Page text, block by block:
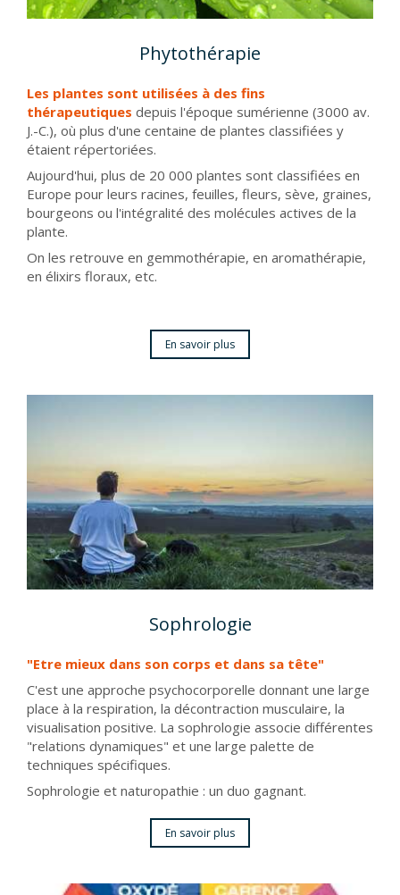
Phytothérapie
Les plantes sont utilisées à des fins
thérapeutiques depuis l'époque sumérienne (3000 av.
J.-C.), où plus d'une centaine de plantes classifiées y
étaient répertoriées.
Aujourd'hui, plus de 20 000 plantes sont classifiées en
Europe pour leurs racines, feuilles, fleurs, sève, graines,
bourgeons ou l'intégralité des molécules actives de la
plante.
On les retrouve en gemmothérapie, en aromathérapie,
en élixirs floraux, etc.
En savoir plus
Sophrologie
"Etre mieux dans son corps et dans sa tête"
C'est une approche psychocorporelle donnant une large
place à la respiration, la décontraction musculaire, la
visualisation positive. La sophrologie associe différentes
"relations dynamiques" et une large palette de
techniques spécifiques.
Sophrologie et naturopathie : un duo gagnant.
En savoir plus